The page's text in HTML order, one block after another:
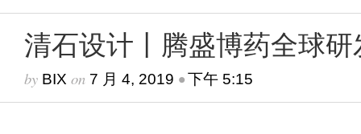
清石设计丨腾盛博药全球
by BIX on 7 月 4, 2019 •下午 5:15